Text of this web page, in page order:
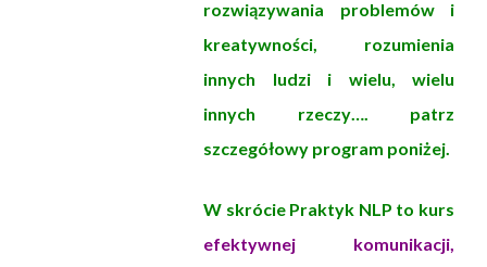
rozwiązywania problemów i
kreatywności, rozumienia
innych ludzi i wielu, wielu
innych rzeczy…. patrz
szczegółowy program poniżej.
W skrócie Praktyk NLP to kurs
efektywnej komunikacji,